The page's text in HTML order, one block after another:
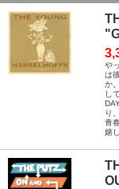
や
は
か
し
り
青
嬉